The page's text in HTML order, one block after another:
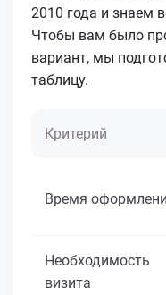
2010 года и знаем
Чтобы вам было
вариант, мы
таблицу.
Критерий
Время
Необходимость
визита